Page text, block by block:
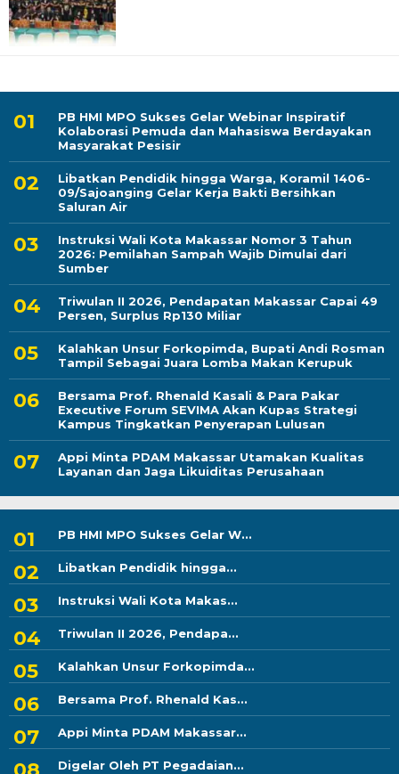
PB HMI MPO Sukses Gelar Webinar Inspiratif
Kolaborasi Pemuda dan Mahasiswa Berdayakan
Masyarakat Pesisir
Libatkan Pendidik hingga Warga, Koramil 1406-
09/Sajoanging Gelar Kerja Bakti Bersihkan
Saluran Air
Instruksi Wali Kota Makassar Nomor 3 Tahun
2026: Pemilahan Sampah Wajib Dimulai dari
Sumber
Triwulan II 2026, Pendapatan Makassar Capai 49
Persen, Surplus Rp130 Miliar
Kalahkan Unsur Forkopimda, Bupati Andi Rosman
Tampil Sebagai Juara Lomba Makan Kerupuk
Bersama Prof. Rhenald Kasali & Para Pakar
Executive Forum SEVIMA Akan Kupas Strategi
Kampus Tingkatkan Penyerapan Lulusan
Appi Minta PDAM Makassar Utamakan Kualitas
Layanan dan Jaga Likuiditas Perusahaan
PB HMI MPO Sukses Gelar W...
Libatkan Pendidik hingga...
Instruksi Wali Kota Makas...
Triwulan II 2026, Pendapa...
Kalahkan Unsur Forkopimda...
Bersama Prof. Rhenald Kas...
Appi Minta PDAM Makassar...
Digelar Oleh PT Pegadaian...